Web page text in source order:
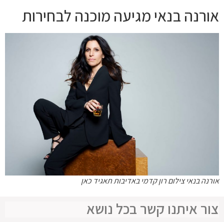
אורנה בנאי מגיעה מוכנה לבחירות
אורנה בנאי צילום רון קדמי באדיבות תאגיד כאן
צור איתנו קשר בכל נושא